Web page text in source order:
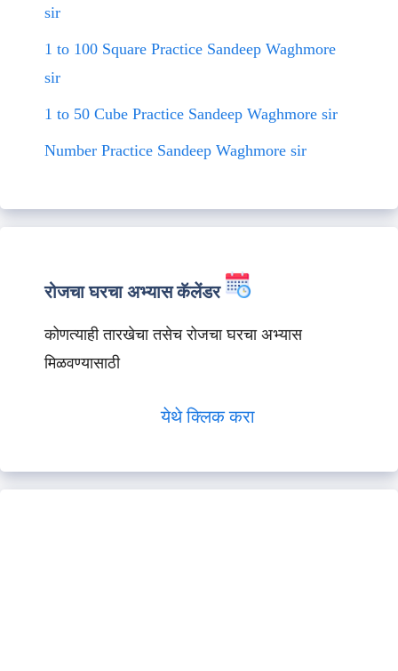
sir
1 to 100 Square Practice Sandeep Waghmore
sir
1 to 50 Cube Practice Sandeep Waghmore sir
Number Practice Sandeep Waghmore sir
रोजचा घरचा अभ्यास कॅलेंडर
कोणत्याही तारखेचा तसेच रोजचा घरचा अभ्यास
मिळवण्यासाठी
येथे क्लिक करा